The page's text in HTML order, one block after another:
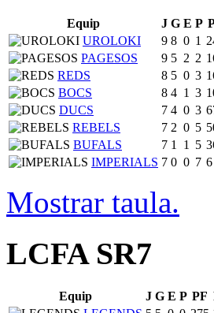
Equip J G E P
UROLOKI
9 8 0 1
PAGESOS
9 5 2 2
REDS
8 5 0 3
BOCS
8 4 1 3
DUCS
7 4 0 3
REBELS
7 2 0 5
BUFALS
7 1 1 5
IMPERIALS 7 0 0 7 6
Mostrar taula.
LCFA SR7
Equip J G E P PF